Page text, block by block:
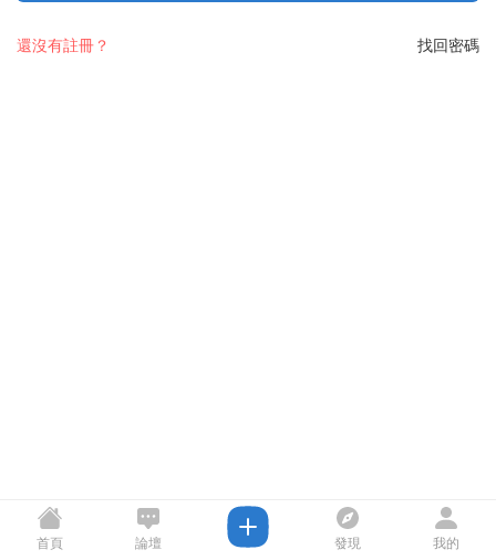
找回密碼
還沒有註冊？
首頁 論壇 發現 我的